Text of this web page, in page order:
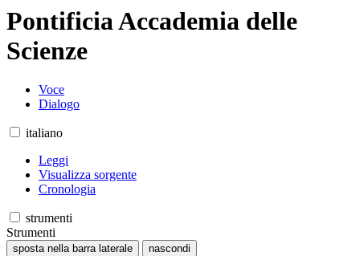
Pontificia Accademia delle
Scienze
Voce
Dialogo
italiano
Leggi
Visualizza sorgente
Cronologia
strumenti
Strumenti
sposta nella barra laterale nascondi